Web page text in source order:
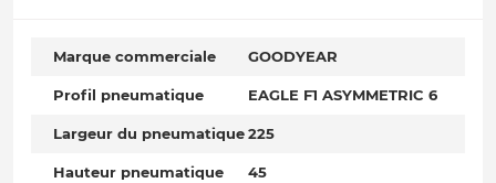
Marque commerciale GOODYEAR
Profil pneumatique EAGLE F1 ASYMMETRIC 6
Largeur du pneumatique225
Hauteur pneumatique 45